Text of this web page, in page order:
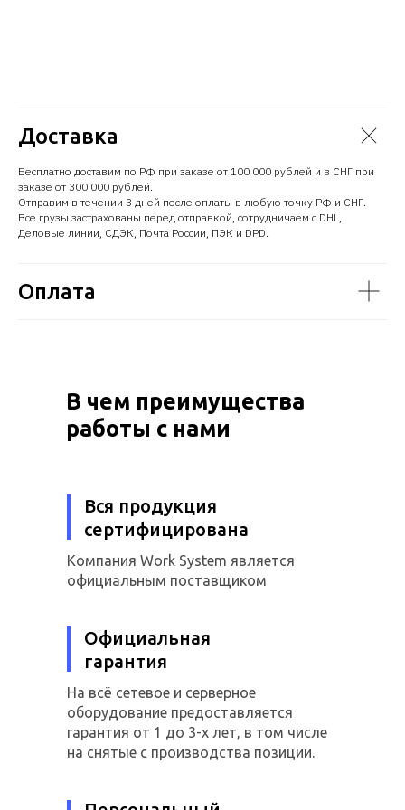
Доставка
Бесплатно доставим по РФ при заказе от 100 000 рублей и в СНГ при
заказе от 300 000 рублей.
Отправим в течении 3 дней после оплаты в любую точку РФ и СНГ.
Все грузы застрахованы перед отправкой, сотрудничаем с DHL,
Деловые линии, СДЭК, Почта России, ПЭК и DPD.
Оплата
В чем преимущества
работы с нами
Вся продукция
сертифицирована
Компания Work System является
официальным поставщиком
Официальная
гарантия
На всё сетевое и серверное
оборудование предоставляется
гарантия от 1 до 3-х лет, в том числе
на снятые с производства позиции.